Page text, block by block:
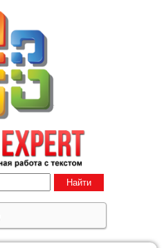
Найти